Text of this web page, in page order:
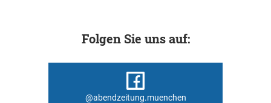
Folgen Sie uns auf:
@abendzeitung.muenchen